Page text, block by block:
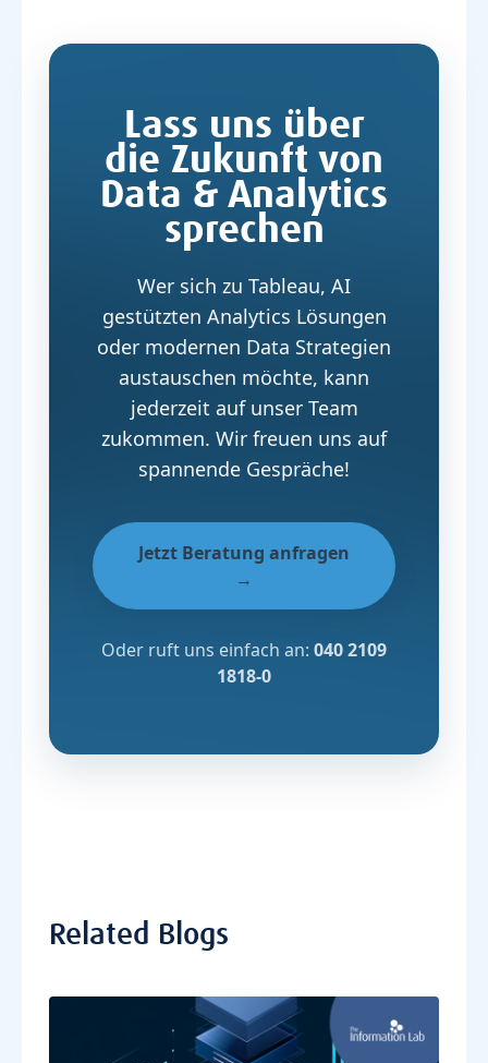
Lass uns über
die Zukunft von
Data & Analytics
sprechen
Wer sich zu Tableau, AI
gestützten Analytics Lösungen
oder modernen Data Strategien
austauschen möchte, kann
jederzeit auf unser Team
zukommen. Wir freuen uns auf
spannende Gespräche!
Jetzt Beratung anfragen
→
Oder ruft uns einfach an: 040 2109
1818-0
Related Blogs